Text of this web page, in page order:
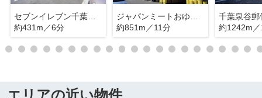
セブンイレブン千葉おゆみ野南２丁目店
約431m／6分
約851m／11分
千葉泉谷郵
約1242m
エリアの近い物件